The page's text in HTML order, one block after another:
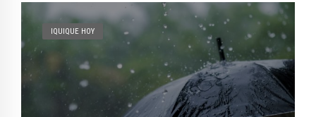
IQUIQUE HOY